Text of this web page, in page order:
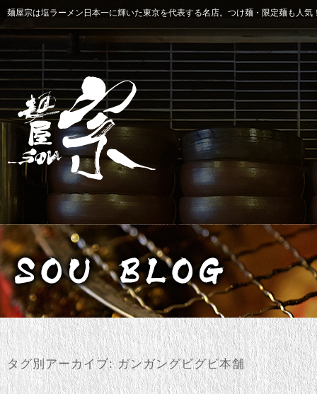
麺屋宗は塩ラーメン日本一に輝いた東京を代表する名店。つけ麺・限定麺も人
タグ別アーカイブ:ガンガングビグビ本舗